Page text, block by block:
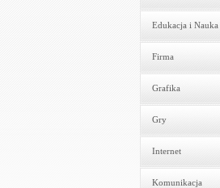
Edukacja i Nauka
Firma
Grafika
Gry
Internet
Komunikacja